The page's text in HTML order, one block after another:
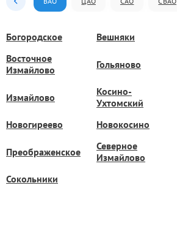
Богородское Вешняки
Восточное
Измайлово
Гольяново
Измайлово
Косино-
Ухтомский
Новогиреево Новокосино
Преображенское
Северное
Измайлово
Сокольники